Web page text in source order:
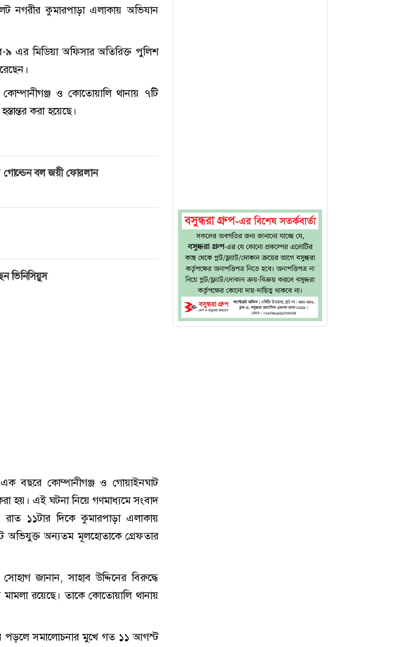
নগরীর কুমারপাড়া এলাকায় অভিযান
৯ এর মিডিয়া অফিসার অতিরিক্ত পুলিশ
কোম্পানীগঞ্জ ও কোতোয়ালি থানায় ৭টি
করা হয়েছে।
বল জয়ী ফোরলান
ভিনিসিয়ুস
বছরে কোম্পানীগঞ্জ ও গোয়াইনঘাট
হয়। এই ঘটনা নিয়ে গণমাধ্যমে সংবাদ
১১টার দিকে কুমারপাড়া এলাকায়
অভিযুক্ত অন্যতম মূলহোতাকে গ্রেফতার
জানান, সাহাব উদ্দিনের বিরুদ্ধে
রয়েছে। তাকে কোতোয়ালি থানায়
পড়লে সমালোচনার মুখে গত ১১ আগস্ট